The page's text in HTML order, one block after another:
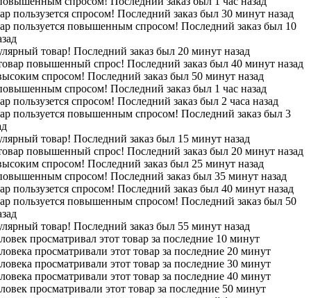
пользузется спросом! Последний заказ был 30 минут назад
пользуется повышенным спросом! Последний заказ был 10
товар! Последний заказ был 20 минут назад
повышенный спрос! Последний заказ был 40 минут назад
спросом! Последний заказ был 50 минут назад
спросом! Последний заказ был 1 час назад
пользузется спросом! Последний заказ был 2 часа назад
пользуется повышенным спросом! Последний заказ был 3
товар! Последний заказ был 15 минут назад
повышенный спрос! Последний заказ был 20 минут назад
спросом! Последний заказ был 25 минут назад
спросом! Последний заказ был 35 минут назад
пользузется спросом! Последний заказ был 40 минут назад
пользуется повышенным спросом! Последний заказ был 50
товар! Последний заказ был 55 минут назад
просматривал этот товар за последние 10 минут
просматривали этот товар за последние 20 минут
просматривали этот товар за последние 30 минут
просматривали этот товар за последние 40 минут
просматривали этот товар за последние 50 минут